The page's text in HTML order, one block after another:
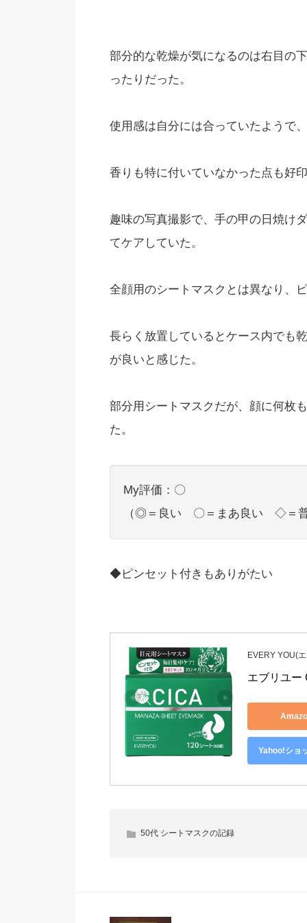
部分的な乾燥が気になるのは右目の
ったりだった。
使用感は自分には合っていたようで
香りも特に付いていなかった点も好
趣味の写真撮影で、手の甲の日焼け
てケアしていた。
全顔用のシートマスクとは異なり、
長らく放置しているとケース内でも
が良いと感じた。
部分用シートマスクだが、顔に何枚
た。
My評価：〇
（◎＝良い 〇＝まあ良い ◇＝
◆ピンセット付きもありがたい
EVERY YOU(
エブリユー
Yahoo!ショ
50代 シートマスクの記録